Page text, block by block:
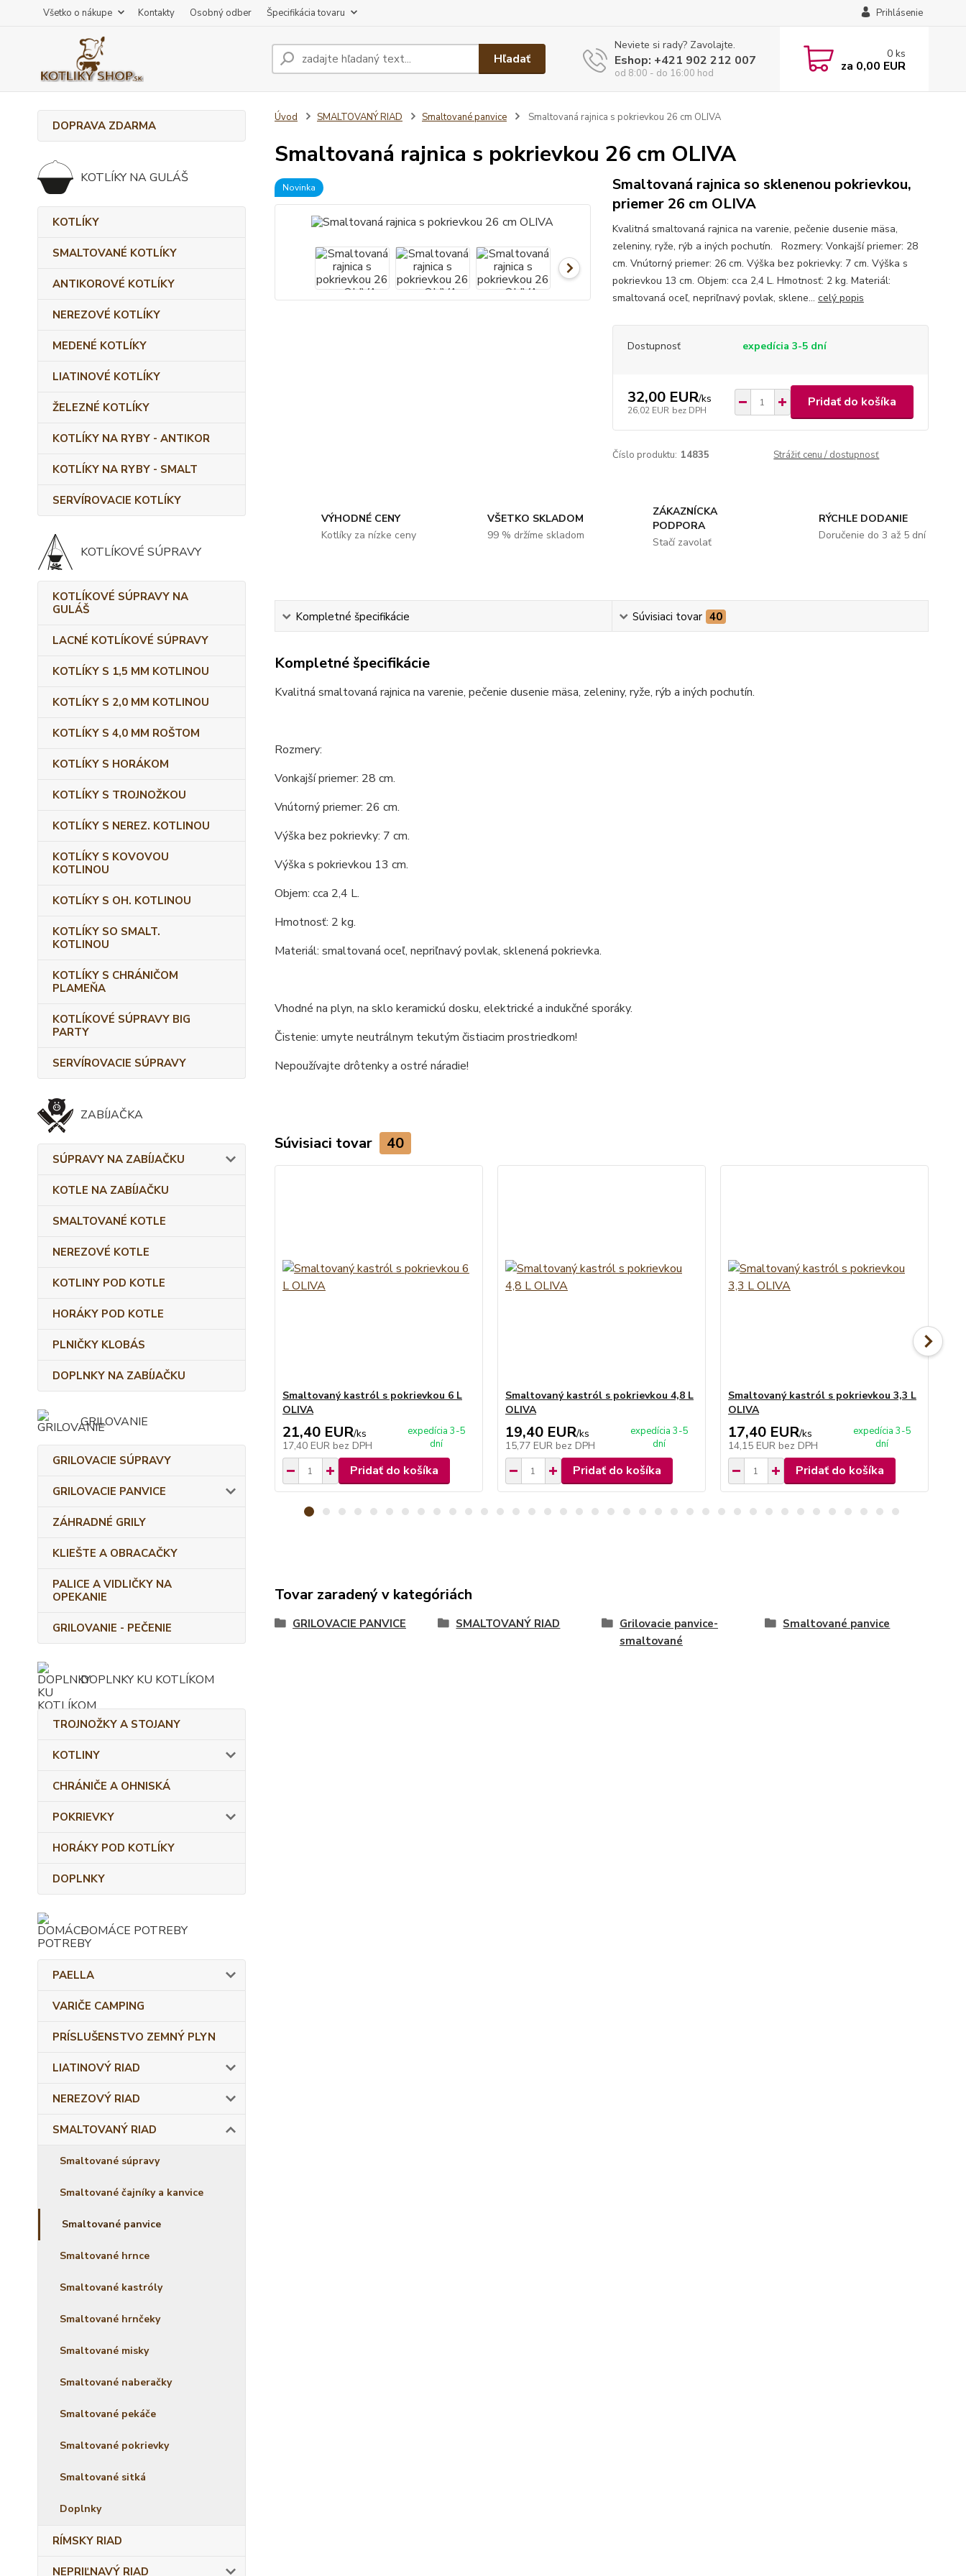
Všetko o nákupe Kontakty Osobný odber Špecifikácia tovaru Prihlásenie
Hľadať
Neviete si rady? Zavolajte.
Eshop: +421 902 212 007
od 8:00 - do 16:00 hod
0 ks
za 0,00 EUR
DOPRAVA ZDARMA
KOTLÍKY NA GULÁŠ
KOTLÍKY
SMALTOVANÉ KOTLÍKY
ANTIKOROVÉ KOTLÍKY
NEREZOVÉ KOTLÍKY
MEDENÉ KOTLÍKY
LIATINOVÉ KOTLÍKY
ŽELEZNÉ KOTLÍKY
KOTLÍKY NA RYBY - ANTIKOR
KOTLÍKY NA RYBY - SMALT
SERVÍROVACIE KOTLÍKY
KOTLÍKOVÉ SÚPRAVY
KOTLÍKOVÉ SÚPRAVY NA
GULÁŠ
LACNÉ KOTLÍKOVÉ SÚPRAVY
KOTLÍKY S 1,5 MM KOTLINOU
KOTLÍKY S 2,0 MM KOTLINOU
KOTLÍKY S 4,0 MM ROŠTOM
KOTLÍKY S HORÁKOM
KOTLÍKY S TROJNOŽKOU
KOTLÍKY S NEREZ. KOTLINOU
KOTLÍKY S KOVOVOU
KOTLINOU
KOTLÍKY S OH. KOTLINOU
KOTLÍKY SO SMALT.
KOTLINOU
KOTLÍKY S CHRÁNIČOM
PLAMEŇA
KOTLÍKOVÉ SÚPRAVY BIG
PARTY
SERVÍROVACIE SÚPRAVY
ZABÍJAČKA
SÚPRAVY NA ZABÍJAČKU
KOTLE NA ZABÍJAČKU
SMALTOVANÉ KOTLE
NEREZOVÉ KOTLE
KOTLINY POD KOTLE
HORÁKY POD KOTLE
PLNIČKY KLOBÁS
DOPLNKY NA ZABÍJAČKU
GRILOVANIE
GRILOVACIE SÚPRAVY
GRILOVACIE PANVICE
ZÁHRADNÉ GRILY
KLIEŠTE A OBRACAČKY
PALICE A VIDLIČKY NA
OPEKANIE
GRILOVANIE - PEČENIE
DOPLNKY KU KOTLÍKOM
TROJNOŽKY A STOJANY
KOTLINY
CHRÁNIČE A OHNISKÁ
POKRIEVKY
HORÁKY POD KOTLÍKY
DOPLNKY
DOMÁCE POTREBY
PAELLA
VARIČE CAMPING
PRÍSLUŠENSTVO ZEMNÝ PLYN
LIATINOVÝ RIAD
NEREZOVÝ RIAD
SMALTOVANÝ RIAD
Smaltované súpravy
Smaltované čajníky a kanvice
Smaltované panvice
Smaltované hrnce
Smaltované kastróly
Smaltované hrnčeky
Smaltované misky
Smaltované naberačky
Smaltované pekáče
Smaltované pokrievky
Smaltované sitká
Doplnky
RÍMSKY RIAD
NEPRIĽNAVÝ RIAD
Úvod SMALTOVANÝ RIAD Smaltované panvice Smaltovaná rajnica s pokrievkou 26 cm OLIVA
Smaltovaná rajnica s pokrievkou 26 cm OLIVA
Novinka
Smaltovaná rajnica so sklenenou pokrievkou,
priemer 26 cm OLIVA
Kvalitná smaltovaná rajnica na varenie, pečenie dusenie mäsa,
zeleniny, ryže, rýb a iných pochutín. Rozmery: Vonkajší priemer: 28
cm. Vnútorný priemer: 26 cm. Výška bez pokrievky: 7 cm. Výška s
pokrievkou 13 cm. Objem: cca 2,4 L. Hmotnosť: 2 kg. Materiál:
smaltovaná oceľ, nepriľnavý povlak, sklene... celý popis
Dostupnosť expedícia 3-5 dní
32,00 EUR/ks
26,02 EUR bez DPH
Pridať do košíka
Číslo produktu: 14835 Strážiť cenu / dostupnosť
VÝHODNÉ CENY
Kotlíky za nízke ceny
VŠETKO SKLADOM
99 % držíme skladom
ZÁKAZNÍCKA
PODPORA
Stačí zavolať
RÝCHLE DODANIE
Doručenie do 3 až 5 dní
Kompletné špecifikácie Súvisiaci tovar 40
Kompletné špecifikácie
Kvalitná smaltovaná rajnica na varenie, pečenie dusenie mäsa, zeleniny, ryže, rýb a iných pochutín.
Rozmery:
Vonkajší priemer: 28 cm.
Vnútorný priemer: 26 cm.
Výška bez pokrievky: 7 cm.
Výška s pokrievkou 13 cm.
Objem: cca 2,4 L.
Hmotnosť: 2 kg.
Materiál: smaltovaná oceľ, nepriľnavý povlak, sklenená pokrievka.
Vhodné na plyn, na sklo keramickú dosku, elektrické a indukčné sporáky.
Čistenie: umyte neutrálnym tekutým čistiacim prostriedkom!
Nepoužívajte drôtenky a ostré náradie!
Súvisiaci tovar 40
Smaltovaný kastról s pokrievkou 6 L
OLIVA
21,40 EUR/ks
17,40 EUR bez DPH
expedícia 3-5
dní
Pridať do košíka
Smaltovaný kastról s pokrievkou 4,8 L
OLIVA
19,40 EUR/ks
15,77 EUR bez DPH
expedícia 3-5
dní
Pridať do košíka
Smaltovaný kastról s pokrievkou 3,3 L
OLIVA
17,40 EUR/ks
14,15 EUR bez DPH
expedícia 3-5
dní
Pridať do košíka
Tovar zaradený v kategóriách
GRILOVACIE PANVICE SMALTOVANÝ RIAD
Grilovacie panvice-
smaltované
Smaltované panvice